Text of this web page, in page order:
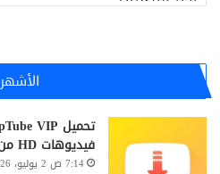
الأشهر
فيديوهات HD من يوتيوب 2026
7:14 ص 2 يوليو، 2026